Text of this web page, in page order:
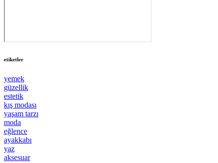
etiketler
yemek
güzellik
estetik
kış modası
yaşam tarzı
moda
eğlence
ayakkabı
yaz
aksesuar